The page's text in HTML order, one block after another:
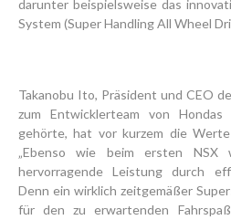
darunter beispielsweise das
System (Super Handling All Wheel
Takanobu Ito, Präsident und CEO
zum Entwicklerteam von Hondas
gehörte, hat vor kurzem die
„Ebenso wie beim ersten NSX
hervorragende Leistung durch
Denn ein wirklich zeitgemäßer
für den zu erwartenden